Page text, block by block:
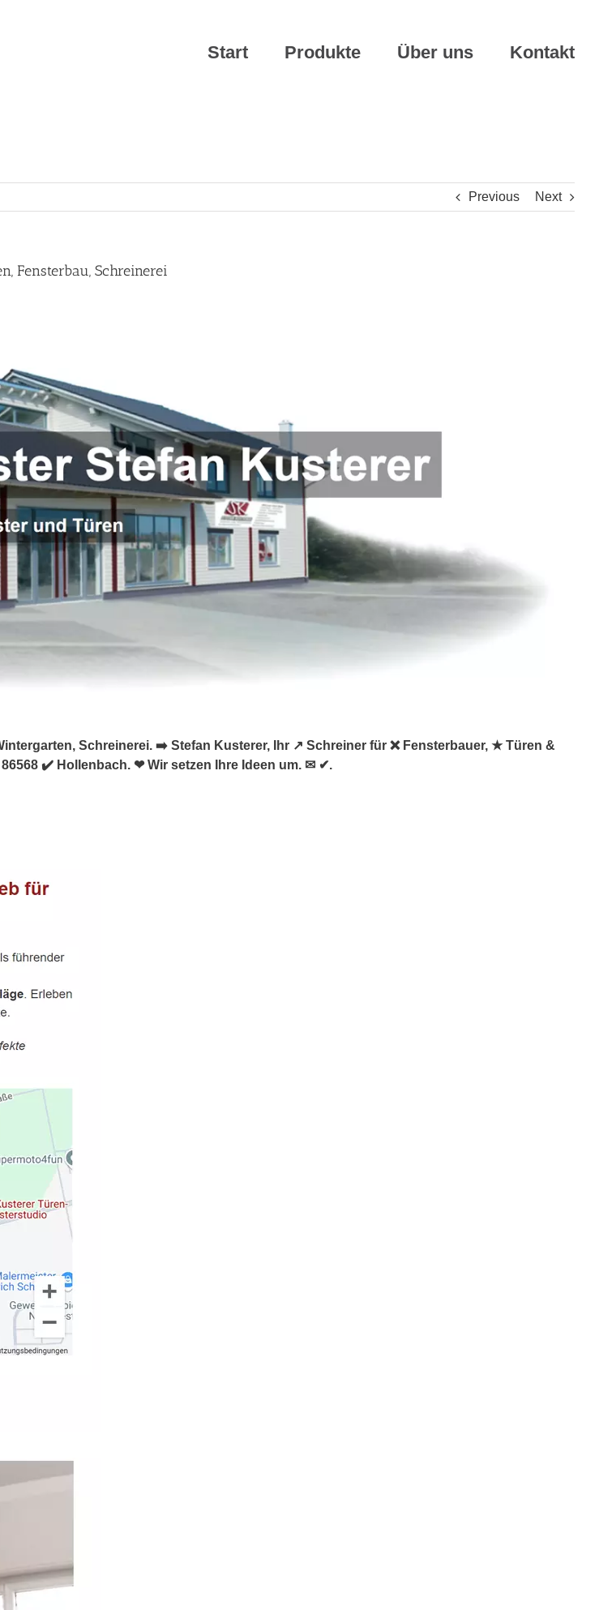
Start Produkte Über uns Kontakt
Previous Next
Fensterbau, Schreinerei
Schreinerei. ➡️ Stefan Kusterer, Ihr ↗️ Schreiner für ❌ Fensterbauer, ★ Türen &
✔️ Hollenbach. ❤ Wir setzen Ihre Ideen um. ✉ ✔.